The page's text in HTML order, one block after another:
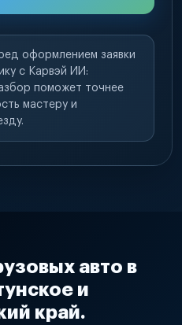
оформлением заявки
с Карвэй ИИ:
поможет точнее
мастеру и
авто в
и
край.